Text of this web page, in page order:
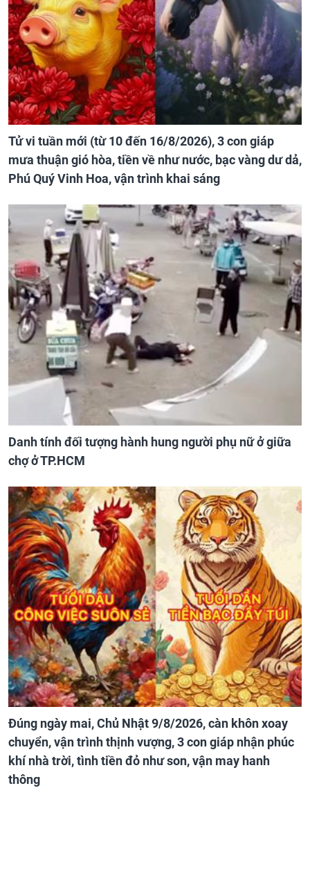
Tử vi tuần mới (từ 10 đến 16/8/2026), 3 con giáp
mưa thuận gió hòa, tiền về như nước, bạc vàng dư dả,
Phú Quý Vinh Hoa, vận trình khai sáng
Danh tính đối tượng hành hung người phụ nữ ở giữa
chợ ở TP.HCM
Đúng ngày mai, Chủ Nhật 9/8/2026, càn khôn xoay
chuyển, vận trình thịnh vượng, 3 con giáp nhận phúc
khí nhà trời, tình tiền đỏ như son, vận may hanh
thông